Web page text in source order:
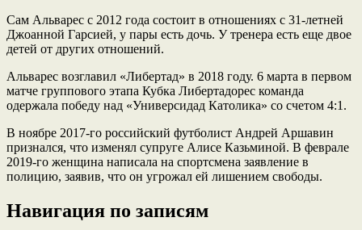
Сам Альварес с 2012 года состоит в отношениях с 31-летней
Джоанной Гарсией, у пары есть дочь. У тренера есть еще двое
детей от других отношений.
Альварес возглавил «Либертад» в 2018 году. 6 марта в первом
матче группового этапа Кубка Либертадорес команда
одержала победу над «Универсидад Католика» со счетом 4:1.
В ноябре 2017-го российский футболист Андрей Аршавин
признался, что изменял супруге Алисе Казьминой. В феврале
2019-го женщина написала на спортсмена заявление в
полицию, заявив, что он угрожал ей лишением свободы.
Навигация по записям